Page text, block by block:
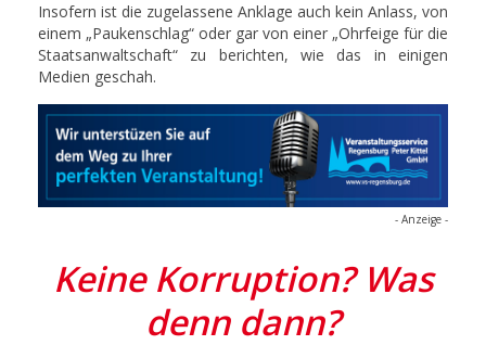
Insofern ist die zugelassene Anklage auch kein Anlass, von
einem „Paukenschlag“ oder gar von einer „Ohrfeige für die
Staatsanwaltschaft“ zu berichten, wie das in einigen
Medien geschah.
- Anzeige -
Keine Korruption? Was
denn dann?